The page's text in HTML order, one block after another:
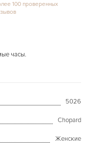
часы.
5026
Chopard
Женские
100 проверенных